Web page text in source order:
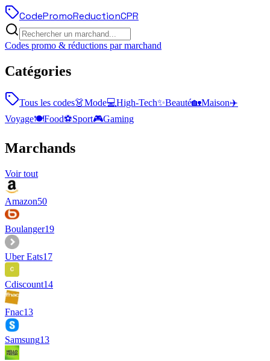
CodePromoReductionCPR
Codes promo & réductions par marchand
Catégories
Tous les codes👗Mode💻High-Tech✨Beauté🏡Maison✈️
Voyage🍽️Food⚽Sport🎮Gaming
Marchands
Voir tout
Amazon50
Boulanger19
Uber Eats17
Cdiscount14
Fnac13
Samsung13